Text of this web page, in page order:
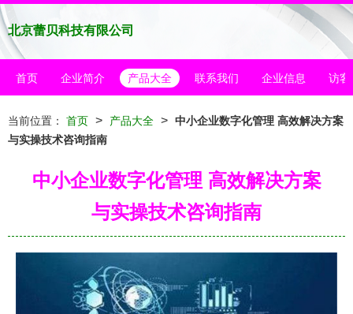
北京蕾贝科技有限公司
首页 企业简介 产品大全 联系我们 企业信息 访客
当前位置： 首页 > 产品大全 > 中小企业数字化管理 高效解决方案
与实操技术咨询指南
中小企业数字化管理 高效解决方案
与实操技术咨询指南